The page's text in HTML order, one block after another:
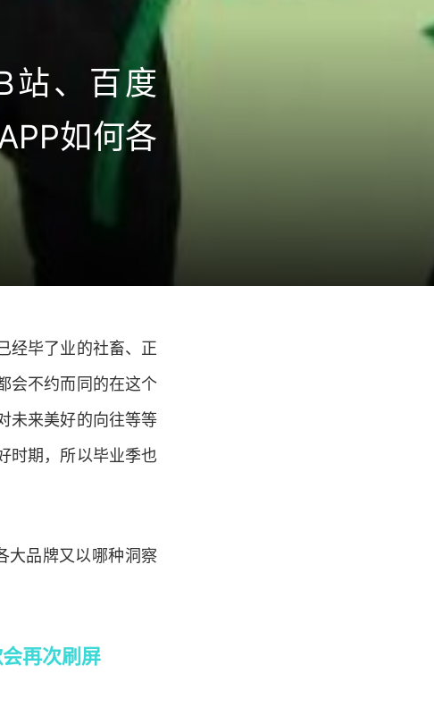
站、百度
如何各
经毕了业的社畜、正
会不约而同的在这个
未来美好的向往等等
时期，所以毕业季也
大品牌又以哪种洞察
再次刷屏